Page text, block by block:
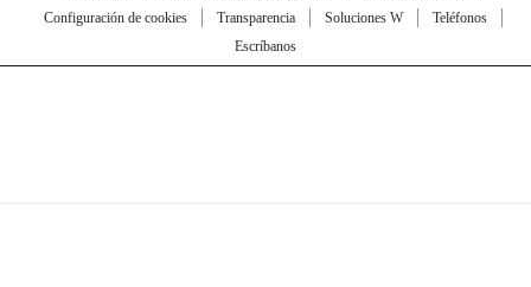
Configuración de cookies
Transparencia Soluciones W
Teléfonos
Escríbanos